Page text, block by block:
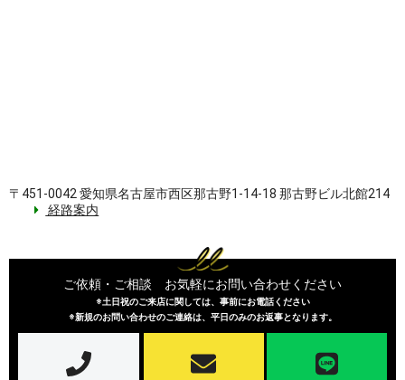
〒451-0042 愛知県名古屋市西区那古野1-14-18 那古野ビル北館214
経路案内
ご依頼・ご相談 お気軽にお問い合わせください
※土日祝のご来店に関しては、事前にお電話ください
※新規のお問い合わせのご連絡は、平日のみのお返事となります。